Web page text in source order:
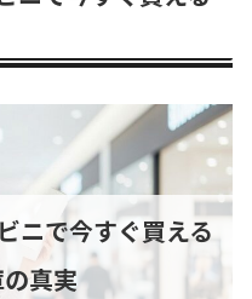
ニで今すぐ買える
真実